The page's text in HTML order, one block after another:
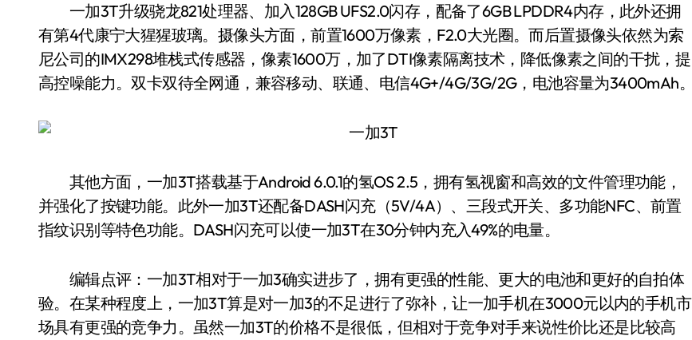
一加3T升级骁龙821处理器、加入128GB UFS2.0闪存，配备了6GB LPDDR4内存，此外还拥
有第4代康宁大猩猩玻璃。摄像头方面，前置1600万像素，F2.0大光圈。而后置摄像头依然为索
尼公司的IMX298堆栈式传感器，像素1600万，加了DTI像素隔离技术，降低像素之间的干扰，提
高控噪能力。双卡双待全网通，兼容移动、联通、电信4G+/4G/3G/2G，电池容量为3400mAh。
其他方面，一加3T搭载基于Android 6.0.1的氢OS 2.5，拥有氢视窗和高效的文件管理功能，
并强化了按键功能。此外一加3T还配备DASH闪充（5V/4A）、三段式开关、多功能NFC、前置
指纹识别等特色功能。DASH闪充可以使一加3T在30分钟内充入49%的电量。
编辑点评：一加3T相对于一加3确实进步了，拥有更强的性能、更大的电池和更好的自拍体
验。在某种程度上，一加3T算是对一加3的不足进行了弥补，让一加手机在3000元以内的手机市
场具有更强的竞争力。虽然一加3T的价格不是很低，但相对于竞争对手来说性价比还是比较高